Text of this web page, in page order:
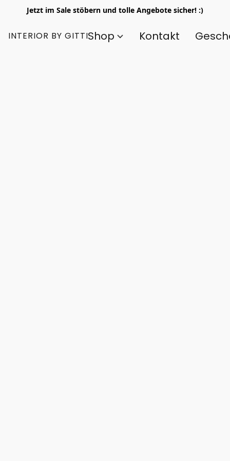
Jetzt im Sale stöbern und tolle Angebote sicher! :)
INTERIOR BY GITTIShop Kontakt